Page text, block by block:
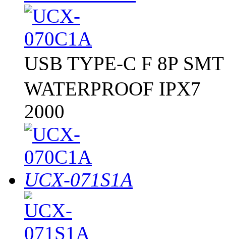
USB TYPE-C F 8P
WATERPROOF IPX7
2000
UCX-071S1A